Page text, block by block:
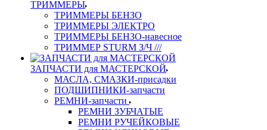
ТРИММЕРЫ
ТРИММЕРЫ БЕНЗО
ТРИММЕРЫ ЭЛЕКТРО
ТРИММЕРЫ БЕНЗО-навесное
ТРИММЕР STURM З/Ч ///
ЗАПЧАСТИ для МАСТЕРСКОЙ
МАСЛА, СМАЗКИ-присадки
ПОДШИПНИКИ-запчасти
РЕМНИ-запчасти
РЕМНИ ЗУБЧАТЫЕ
РЕМНИ РУЧЕЙКОВЫЕ